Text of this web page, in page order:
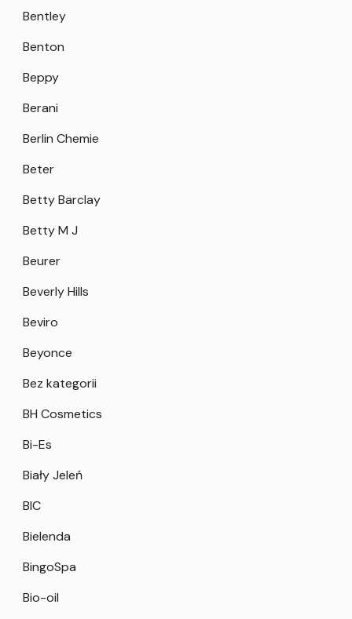
Bentley
Benton
Beppy
Berani
Berlin Chemie
Beter
Betty Barclay
Betty M J
Beurer
Beverly Hills
Beviro
Beyonce
Bez kategorii
BH Cosmetics
Bi-Es
Biały Jeleń
BIC
Bielenda
BingoSpa
Bio-oil